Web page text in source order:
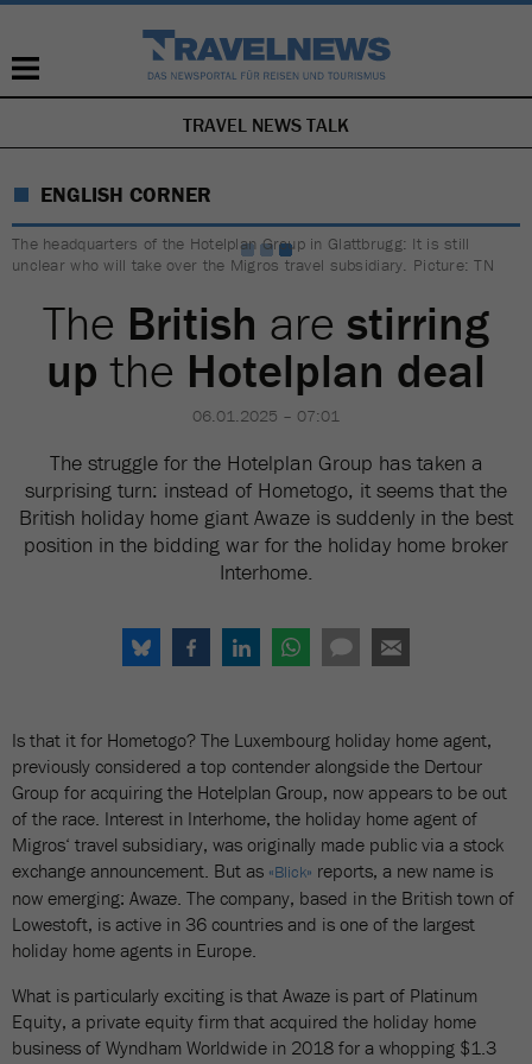
SKIP
NAVIGATION
TRAVEL NEWS TALK
ENGLISH CORNER
The headquarters of the Hotelplan Group in Glattbrugg: It is still
unclear who will take over the Migros travel subsidiary. Picture: TN
The British are stirring
up the Hotelplan deal
06.01.2025 – 07:01
The struggle for the Hotelplan Group has taken a
surprising turn: instead of Hometogo, it seems that the
British holiday home giant Awaze is suddenly in the best
position in the bidding war for the holiday home broker
Interhome.
Is that it for Hometogo? The Luxembourg holiday home agent,
previously considered a top contender alongside the Dertour
Group for acquiring the Hotelplan Group, now appears to be out
of the race. Interest in Interhome, the holiday home agent of
Migros‘ travel subsidiary, was originally made public via a stock
exchange announcement. But as «Blick» reports, a new name is
now emerging: Awaze. The company, based in the British town of
Lowestoft, is active in 36 countries and is one of the largest
holiday home agents in Europe.
What is particularly exciting is that Awaze is part of Platinum
Equity, a private equity firm that acquired the holiday home
business of Wyndham Worldwide in 2018 for a whopping $1.3